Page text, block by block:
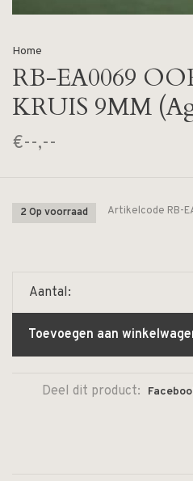
Home
RB-EA0069
KRUIS 9MM
€--,--
2 Op voorraad Artikelcode RB-
Aantal:
Toevoegen aan
Deel dit product: